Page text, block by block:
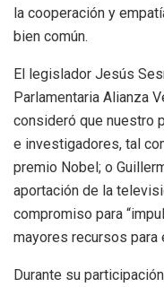
la cooperación y
bien común.
El legislador Jesús
Parlamentaria Alianza
consideró que nuestro
e investigadores, tal
premio Nobel; o
aportación de la
compromiso para
mayores recursos para
Durante su